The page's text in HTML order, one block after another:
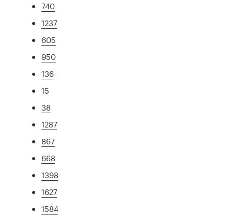
740
1237
605
950
136
15
38
1287
867
668
1398
1627
1584